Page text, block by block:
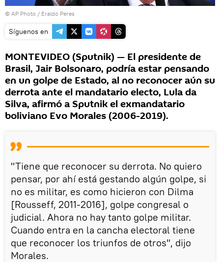
© AP Photo / Eraldo Peres
Síguenos en
MONTEVIDEO (Sputnik) — El presidente de
Brasil, Jair Bolsonaro, podría estar pensando
en un golpe de Estado, al no reconocer aún su
derrota ante el mandatario electo, Lula da
Silva, afirmó a Sputnik el exmandatario
boliviano Evo Morales (2006-2019).
"Tiene que reconocer su derrota. No quiero
pensar, por ahí está gestando algún golpe, si
no es militar, es como hicieron con Dilma
[Rousseff, 2011-2016], golpe congresal o
judicial. Ahora no hay tanto golpe militar.
Cuando entra en la cancha electoral tiene
que reconocer los triunfos de otros", dijo
Morales.